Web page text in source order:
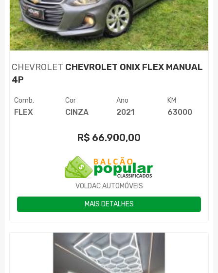
CHEVROLET CHEVROLET ONIX FLEX MANUAL
4P
Comb.
FLEX
Cor
CINZA
Ano
2021
KM
63000
R$ 66.900,00
VOLDAC AUTOMÓVEIS
MAIS DETALHES